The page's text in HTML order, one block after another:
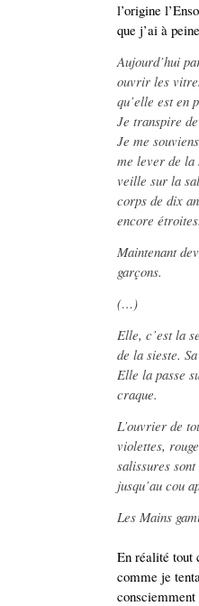
l’origine
que j’ai à
Aujourd’hui
ouvrir les
qu’elle est en
Je transpire
Je me
me lever de la
veille sur la
corps de dix
encore étroites.
Maintenant
garçons.
(…)
Elle, c’est la
de la sieste.
Elle la passe
craque.
L’ouvrier de
violettes,
salissures
jusqu’au cou
Les Mains
En réalité tout
comme je